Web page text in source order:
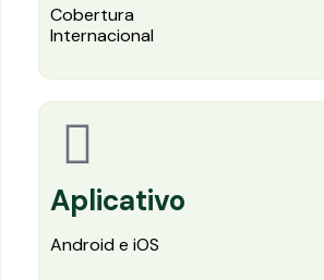
Cobertura
Internacional
Aplicativo
Android e iOS